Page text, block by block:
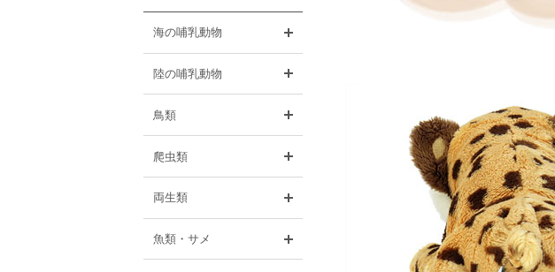
海の哺乳動物
陸の哺乳動物
鳥類
爬虫類
両生類
魚類・サメ